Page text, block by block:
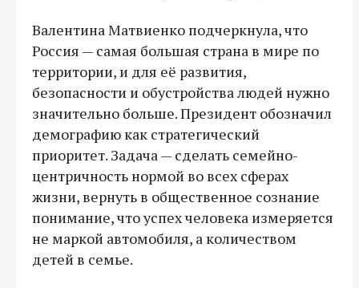
Валентина Матвиенко подчеркнула, что
Россия — самая большая страна в мире по
территории, и для её развития,
безопасности и обустройства людей нужно
значительно больше. Президент обозначил
демографию как стратегический
приоритет. Задача — сделать семейно-
центричность нормой во всех сферах
жизни, вернуть в общественное сознание
понимание, что успех человека измеряется
не маркой автомобиля, а количеством
детей в семье.